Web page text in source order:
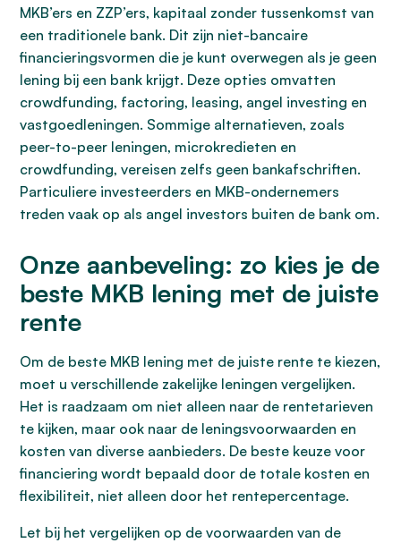
MKB’ers en ZZP’ers, kapitaal zonder tussenkomst van
een traditionele bank. Dit zijn niet-bancaire
financieringsvormen die je kunt overwegen als je geen
lening bij een bank krijgt. Deze opties omvatten
crowdfunding, factoring, leasing, angel investing en
vastgoedleningen. Sommige alternatieven, zoals
peer-to-peer leningen, microkredieten en
crowdfunding, vereisen zelfs geen bankafschriften.
Particuliere investeerders en MKB-ondernemers
treden vaak op als angel investors buiten de bank om.
Onze aanbeveling: zo kies je de
beste MKB lening met de juiste
rente
Om de beste MKB lening met de juiste rente te kiezen,
moet u verschillende zakelijke leningen vergelijken.
Het is raadzaam om niet alleen naar de rentetarieven
te kijken, maar ook naar de leningsvoorwaarden en
kosten van diverse aanbieders. De beste keuze voor
financiering wordt bepaald door de totale kosten en
flexibiliteit, niet alleen door het rentepercentage.
Let bij het vergelijken op de voorwaarden van de